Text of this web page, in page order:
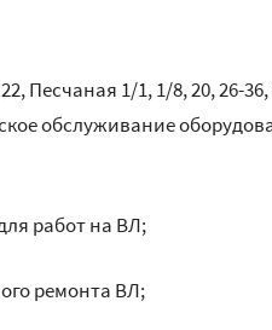
Песчаная 1/1, 1/8, 20, 26-36,
обслуживание
работ на ВЛ;
ремонта ВЛ;